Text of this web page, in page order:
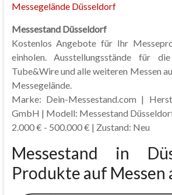
Messegelände Düsseldorf
Messestand Düsseldorf
Kostenlos Angebote für Ihr
einholen. Ausstellungsstände für
Tube&Wire und alle weiteren Messen
Messegelände.
Marke: Dein-Messestand.com |
GmbH | Modell: Messestand
2.000 € - 500.000 € | Zustand: Neu
Messestand in
Produkte auf Messen